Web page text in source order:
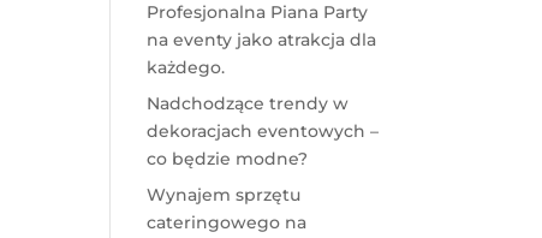
Profesjonalna Piana Party
na eventy jako atrakcja dla
każdego.
Nadchodzące trendy w
dekoracjach eventowych –
co będzie modne?
Wynajem sprzętu
cateringowego na